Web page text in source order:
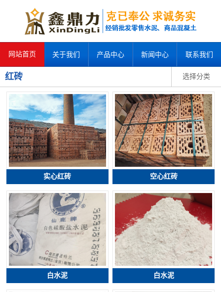
网站首页 关于我们 产品中心 新闻中心 联系我们
选择分类
红砖
实心红砖 空心红砖
白水泥 白水泥